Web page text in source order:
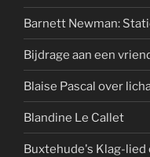
Barnett Newman:
Bijdrage aan een
Blaise Pascal over
Blandine Le Callet
Buxtehude's Klag-